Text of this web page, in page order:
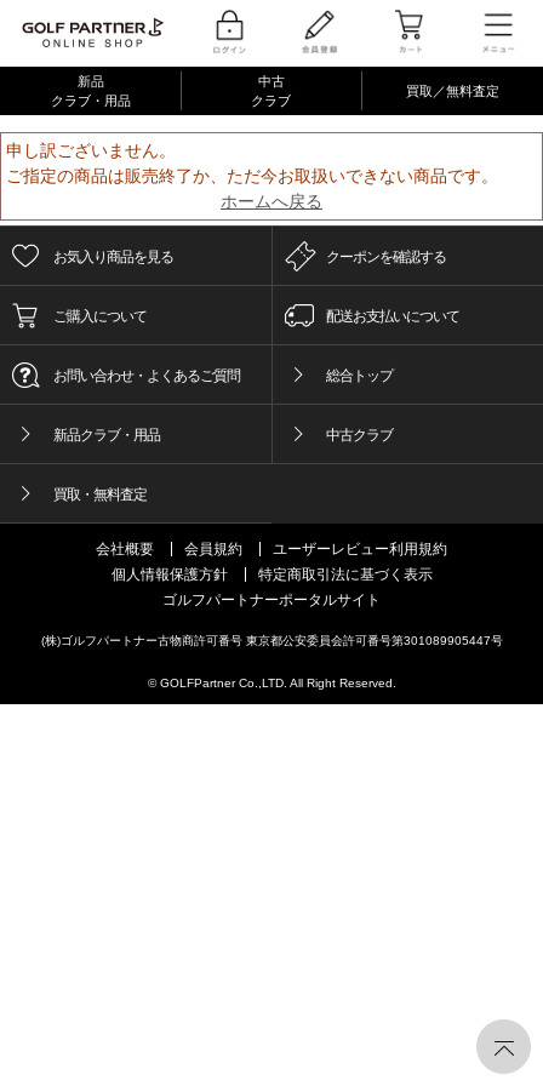
新品
クラブ・用品
中古
クラブ
買取／無料査定
申し訳ございません。
ご指定の商品は販売終了か、ただ今お取扱いできない商品です。
ホームへ戻る
お気入り商品を見る クーポンを確認する
ご購入について 配送お支払いについて
お問い合わせ・よくあるご質問 総合トップ
新品クラブ・用品 中古クラブ
買取・無料査定
会社概要 会員規約
ユーザーレビュー利用規約
個人情報保護方針
特定商取引法に基づく表示
ゴルフパートナーポータルサイト
(株)ゴルフパートナー古物商許可番号 東京都公安委員会許可番号第301089905447号
© GOLFPartner Co.,LTD. All Right Reserved.